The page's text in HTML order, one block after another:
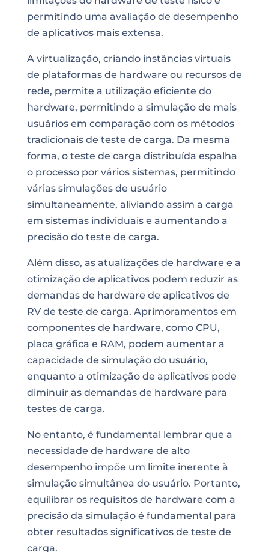
permitindo uma avaliação de desempenho
de aplicativos mais extensa.
A virtualização, criando instâncias virtuais
de plataformas de hardware ou recursos de
rede, permite a utilização eficiente do
hardware, permitindo a simulação de mais
usuários em comparação com os métodos
tradicionais de teste de carga. Da mesma
forma, o teste de carga distribuída espalha
o processo por vários sistemas, permitindo
várias simulações de usuário
simultaneamente, aliviando assim a carga
em sistemas individuais e aumentando a
precisão do teste de carga.
Além disso, as atualizações de hardware e a
otimização de aplicativos podem reduzir as
demandas de hardware de aplicativos de
RV de teste de carga. Aprimoramentos em
componentes de hardware, como CPU,
placa gráfica e RAM, podem aumentar a
capacidade de simulação do usuário,
enquanto a otimização de aplicativos pode
diminuir as demandas de hardware para
testes de carga.
No entanto, é fundamental lembrar que a
necessidade de hardware de alto
desempenho impõe um limite inerente à
simulação simultânea do usuário. Portanto,
equilibrar os requisitos de hardware com a
precisão da simulação é fundamental para
obter resultados significativos de teste de
carga.